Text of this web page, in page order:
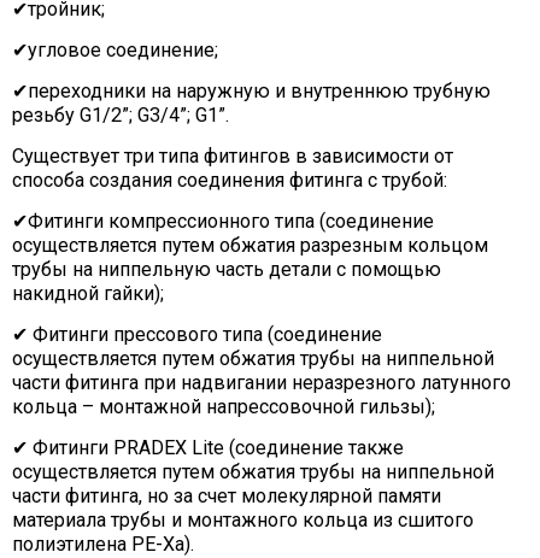
✔тройник;
✔угловое соединение;
✔переходники на наружную и внутреннюю трубную
резьбу G1/2”; G3/4”; G1”.
Существует три типа фитингов в зависимости от
способа создания соединения фитинга с трубой:
✔Фитинги компрессионного типа (соединение
осуществляется путем обжатия разрезным кольцом
трубы на ниппельную часть детали с помощью
накидной гайки);
✔ Фитинги прессового типа (соединение
осуществляется путем обжатия трубы на ниппельной
части фитинга при надвигании неразрезного латунного
кольца – монтажной напрессовочной гильзы);
✔ Фитинги PRADEX Lite (соединение также
осуществляется путем обжатия трубы на ниппельной
части фитинга, но за счет молекулярной памяти
материала трубы и монтажного кольца из сшитого
полиэтилена PE-Xa).